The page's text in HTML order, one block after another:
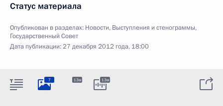
Статус материала
Опубликован в разделах: Новости, Выступления и стенограммы,
Государственный Совет
Дата публикации:27 декабря 2012 года, 18:00
7 13м 13м